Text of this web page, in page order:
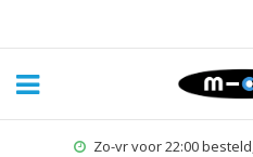
Zo-vr voor 22:00